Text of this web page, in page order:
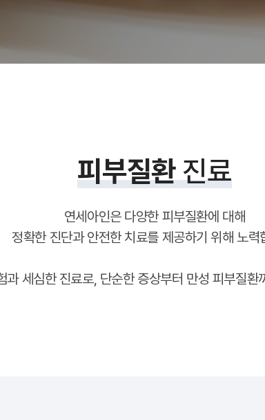
피부질환진료
연세아인은 다양한 피부질환에 대해
정확한 진단과 안전한 치료를 제공하기 위해 노력
과 세심한 진료로, 단순한 증상부터 만성 피부질환